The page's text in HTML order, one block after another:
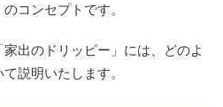
コンセプトです。
出のドリッピー」には、どのよ
説明いたします。